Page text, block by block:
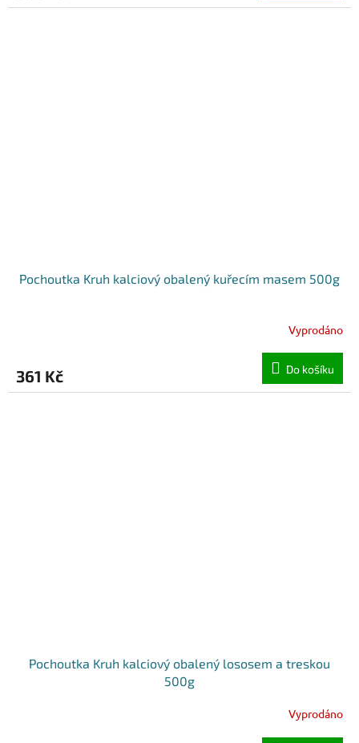
Pochoutka Kruh kalciový obalený kuřecím masem 500g
Vyprodáno
361 Kč Do košíku
Pochoutka Kruh kalciový obalený lososem a treskou
500g
Vyprodáno